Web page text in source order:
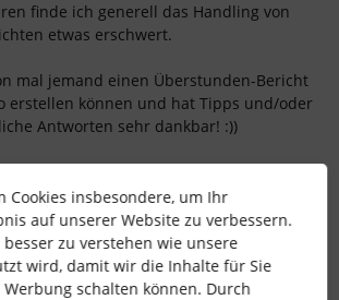
finde ich generell das Handling von
etwas erschwert.
mal jemand einen Überstunden-Bericht
erstellen können und hat Tipps und/oder
Antworten sehr dankbar! :))
überstundenkonto
Cookies insbesondere, um Ihr
auf unserer Website zu verbessern.
zu verstehen wie unsere
wird, damit wir die Inhalte für Sie
schalten können. Durch